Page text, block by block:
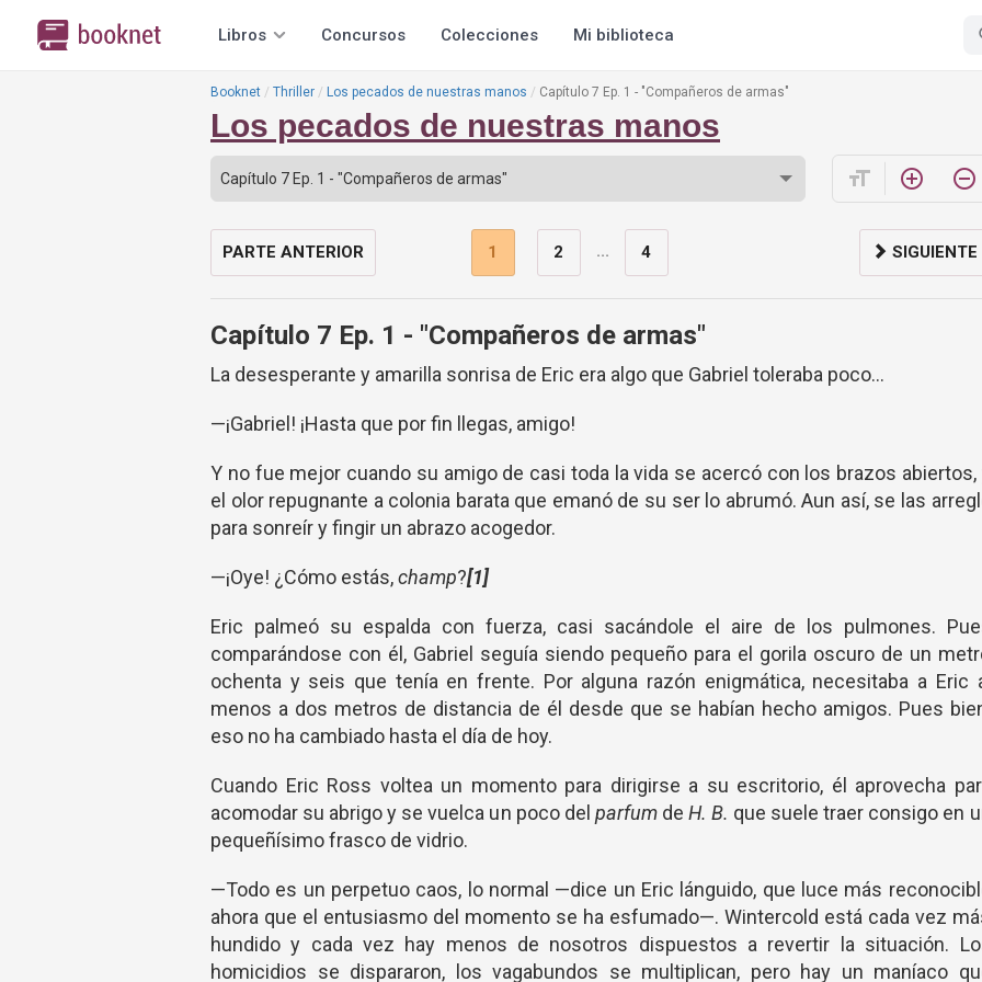
Libros Concursos Colecciones Mi biblioteca
Booknet Thriller Los pecados de nuestras manos Capítulo 7 Ep. 1 - "Compañeros de armas"
Los pecados de nuestras manos
format_size add_circle_outline remove_circle_outline
PARTE ANTERIOR 1 2 ... 4 SIGUIENTE
Capítulo 7 Ep. 1 - "Compañeros de armas"
La desesperante y amarilla sonrisa de Eric era algo que Gabriel toleraba poco…
—¡Gabriel! ¡Hasta que por fin llegas, amigo!
Y no fue mejor cuando su amigo de casi toda la vida se acercó con los brazos abiertos,
el olor repugnante a colonia barata que emanó de su ser lo abrumó. Aun así, se las
para sonreír y fingir un abrazo acogedor.
—¡Oye! ¿Cómo estás,champ?[1]
Eric palmeó su espalda con fuerza, casi sacándole el aire de los pulmones.
comparándose con él, Gabriel seguía siendo pequeño para el gorila oscuro de un
ochenta y seis que tenía en frente. Por alguna razón enigmática, necesitaba a Eric
menos a dos metros de distancia de él desde que se habían hecho amigos. Pues
eso no ha cambiado hasta el día de hoy.
Cuando Eric Ross voltea un momento para dirigirse a su escritorio, él aprovecha
acomodar su abrigo y se vuelca un poco del parfumde H. B. que suele traer consigo en
pequeñísimo frasco de vidrio.
—Todo es un perpetuo caos, lo normal —dice un Eric lánguido, que luce más
ahora que el entusiasmo del momento se ha esfumado—. Wintercold está cada vez
hundido y cada vez hay menos de nosotros dispuestos a revertir la situación.
homicidios se dispararon, los vagabundos se multiplican, pero hay un maníaco